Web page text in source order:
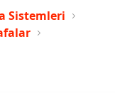
Sistemleri